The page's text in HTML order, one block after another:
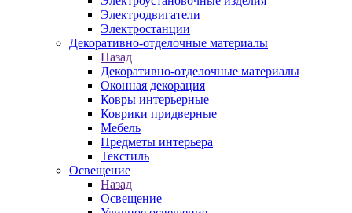
Электродвигатели
Электростанции
Декоративно-отделочные материалы
Назад
Декоративно-отделочные материалы
Оконная декорация
Ковры интерьерные
Коврики придверные
Мебель
Предметы интерьера
Текстиль
Освещение
Назад
Освещение